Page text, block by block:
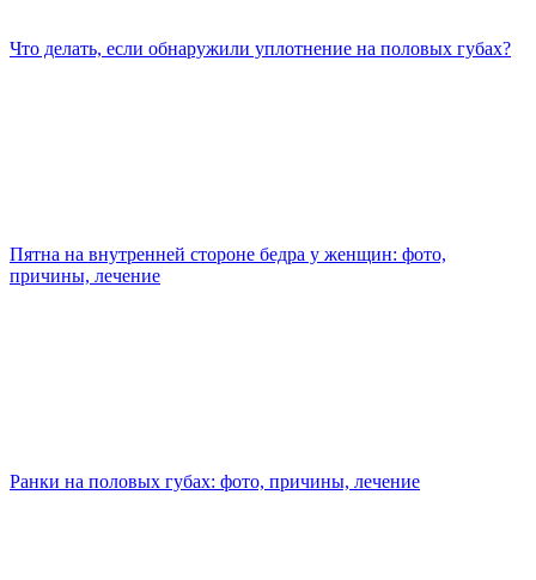
Что делать, если обнаружили уплотнение на половых губах?
Пятна на внутренней стороне бедра у женщин: фото,
причины, лечение
Ранки на половых губах: фото, причины, лечение